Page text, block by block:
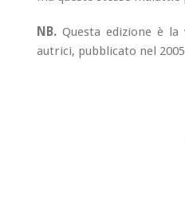
NB. Questa edizione è
autrici, pubblicato nel